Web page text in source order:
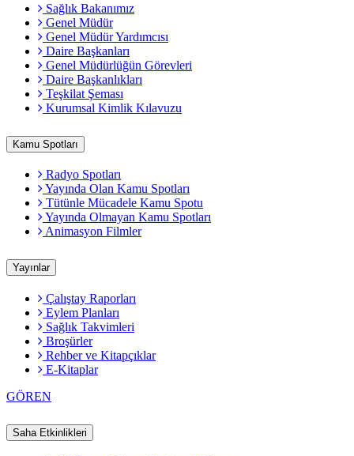
Sağlık Bakanımız
Genel Müdür
Genel Müdür Yardımcısı
Daire Başkanları
Genel Müdürlüğün Görevleri
Daire Başkanlıkları
Teşkilat Şeması
Kurumsal Kimlik Kılavuzu
Kamu Spotları
Radyo Spotları
Yayında Olan Kamu Spotları
Tütünle Mücadele Kamu Spotu
Yayında Olmayan Kamu Spotları
Animasyon Filmler
Yayınlar
Çalıştay Raporları
Eylem Planları
Sağlık Takvimleri
Broşürler
Rehber ve Kitapçıklar
E-Kitaplar
GÖREN
Saha Etkinlikleri